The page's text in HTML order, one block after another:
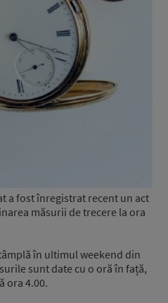
a fost înregistrat recent un act
măsurii de trecere la ora
în ultimul weekend din
sunt date cu o oră în față,
ora 4.00.